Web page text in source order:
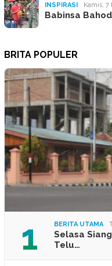
INSPIRASI Kamis, 7
Babinsa
BRITA POPULER
1 BERITA UTAMA
Selasa
Telu…